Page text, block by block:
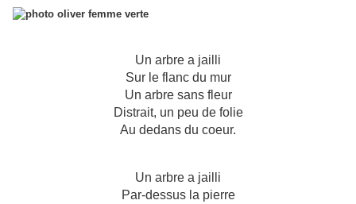
Un arbre a jailli
Sur le flanc du mur
Un arbre sans fleur
Distrait, un peu de folie
Au dedans du coeur.
Un arbre a jailli
Par-dessus la pierre